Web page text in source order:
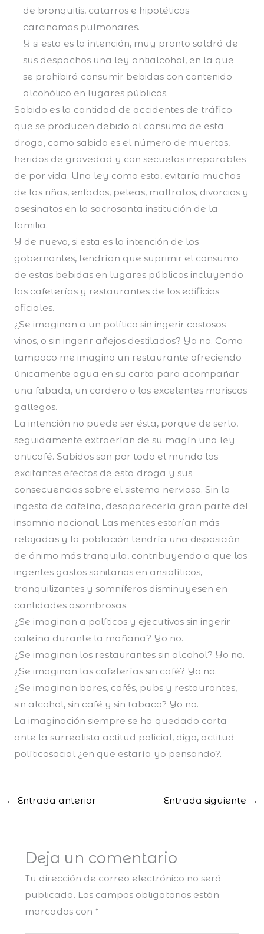
de bronquitis, catarros e hipotéticos
carcinomas pulmonares.
Y si esta es la intención, muy pronto saldrá de
sus despachos una ley antialcohol, en la que
se prohibirá consumir bebidas con contenido
alcohólico en lugares públicos.
Sabido es la cantidad de accidentes de tráfico
que se producen debido al consumo de esta
droga, como sabido es el número de muertos,
heridos de gravedad y con secuelas irreparables
de por vida. Una ley como esta, evitaría muchas
de las riñas, enfados, peleas, maltratos, divorcios y
asesinatos en la sacrosanta institución de la
familia.
Y de nuevo, si esta es la intención de los
gobernantes, tendrían que suprimir el consumo
de estas bebidas en lugares públicos incluyendo
las cafeterías y restaurantes de los edificios
oficiales.
¿Se imaginan a un político sin ingerir costosos
vinos, o sin ingerir añejos destilados? Yo no. Como
tampoco me imagino un restaurante ofreciendo
únicamente agua en su carta para acompañar
una fabada, un cordero o los excelentes mariscos
gallegos.
La intención no puede ser ésta, porque de serlo,
seguidamente extraerían de su magín una ley
anticafé. Sabidos son por todo el mundo los
excitantes efectos de esta droga y sus
consecuencias sobre el sistema nervioso. Sin la
ingesta de cafeína, desaparecería gran parte del
insomnio nacional. Las mentes estarían más
relajadas y la población tendría una disposición
de ánimo más tranquila, contribuyendo a que los
ingentes gastos sanitarios en ansiolíticos,
tranquilizantes y somníferos disminuyesen en
cantidades asombrosas.
¿Se imaginan a políticos y ejecutivos sin ingerir
cafeína durante la mañana? Yo no.
¿Se imaginan los restaurantes sin alcohol? Yo no.
¿Se imaginan las cafeterías sin café? Yo no.
¿Se imaginan bares, cafés, pubs y restaurantes,
sin alcohol, sin café y sin tabaco? Yo no.
La imaginación siempre se ha quedado corta
ante la surrealista actitud policial, digo, actitud
políticosocial ¿en que estaría yo pensando?.
← Entrada anterior Entrada siguiente →
Deja un comentario
Tu dirección de correo electrónico no será
publicada. Los campos obligatorios están
marcados con *